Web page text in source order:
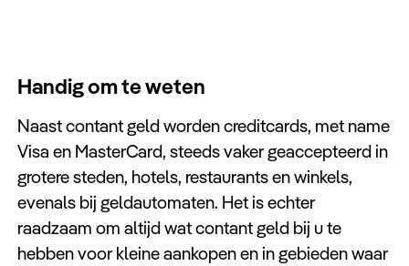
Handig om te weten
Naast contant geld worden creditcards, met name
Visa en MasterCard, steeds vaker geaccepteerd in
grotere steden, hotels, restaurants en winkels,
evenals bij geldautomaten. Het is echter
raadzaam om altijd wat contant geld bij u te
hebben voor kleine aankopen en in gebieden waar